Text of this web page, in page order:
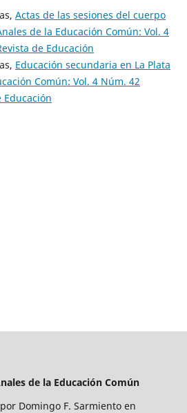
Actas de las sesiones del cuerpo
de la Educación Común: Vol. 4
de Educación
Educación secundaria en La Plata
Común: Vol. 4 Núm. 42
Educación
de la Educación Común
Domingo F. Sarmiento en